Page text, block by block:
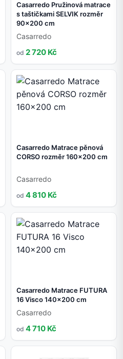
Casarredo Pružinová matrace
s taštičkami SELVIK rozměr
90x200 cm
Casarredo
od 2 720 Kč
Casarredo Matrace pěnová
CORSO rozměr 160x200 cm
Casarredo
od 4 810 Kč
Casarredo Matrace FUTURA
16 Visco 140x200 cm
Casarredo
od 4 710 Kč